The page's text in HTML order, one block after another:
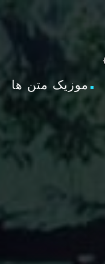
موزیک متن ها